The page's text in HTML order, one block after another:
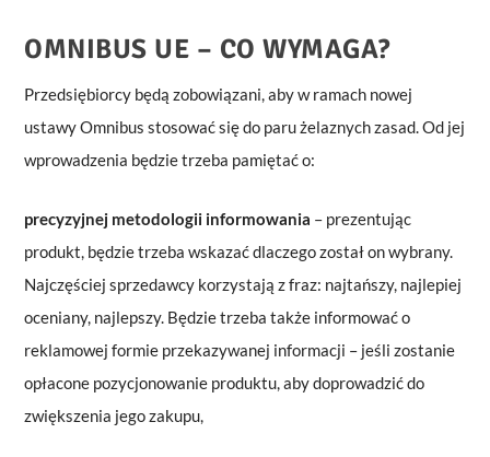
OMNIBUS UE – CO WYMAGA?
Przedsiębiorcy będą zobowiązani, aby w ramach nowej
ustawy Omnibus stosować się do paru żelaznych zasad. Od jej
wprowadzenia będzie trzeba pamiętać o:
precyzyjnej metodologii informowania – prezentując
produkt, będzie trzeba wskazać dlaczego został on wybrany.
Najczęściej sprzedawcy korzystają z fraz: najtańszy, najlepiej
oceniany, najlepszy. Będzie trzeba także informować o
reklamowej formie przekazywanej informacji – jeśli zostanie
opłacone pozycjonowanie produktu, aby doprowadzić do
zwiększenia jego zakupu,